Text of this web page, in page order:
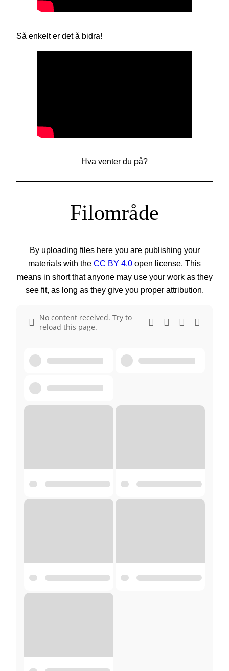
Så enkelt er det å bidra!
Hva venter du på?
Filområde
By uploading files here you are publishing your
materials with the CC BY 4.0 open license. This
means in short that anyone may use your work as they
see fit, as long as they give you proper attribution.
No content received. Try to
reload this page.